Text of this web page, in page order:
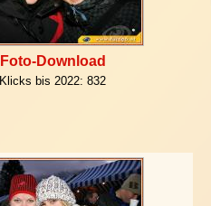
Foto-Download
Klicks bis 2022: 832